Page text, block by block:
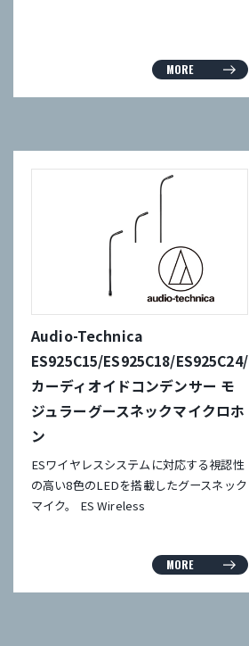
MORE
Audio-Technica
ES925C15/ES925C18/ES925C24/
カーディオイドコンデンサー モ
ジュラーグースネックマイクロホ
ン
ESワイヤレスシステムに対応する視認性
の高い8色のLEDを搭載したグースネック
マイク。 ES Wireless
MORE